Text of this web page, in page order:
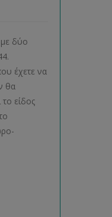
με δύο
έχετε να
θα
είδος